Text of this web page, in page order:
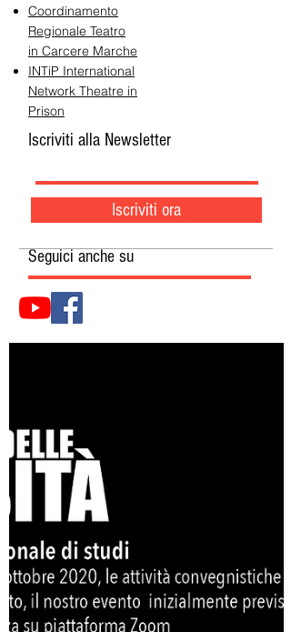
Coordinamento
Regionale Teatro
in Carcere Marche
INTiP International
Network Theatre in
Prison
Iscriviti alla Newsletter
Iscriviti ora
Seguici anche su